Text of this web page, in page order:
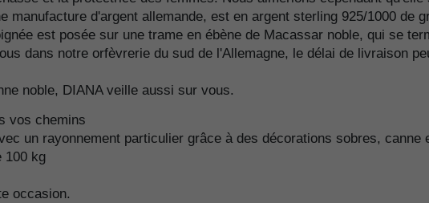
manufacture d'argent allemande, est en argent sterling 925/1000 de
est posée sur une trame en ébène de Macassar noble, qui se
dans notre orfèvrerie du sud de l'Allemagne, le délai de livraison
noble, DIANA veille aussi sur vous.
vos chemins
un rayonnement particulier grâce à des décorations sobres, canne
100 kg
occasion.